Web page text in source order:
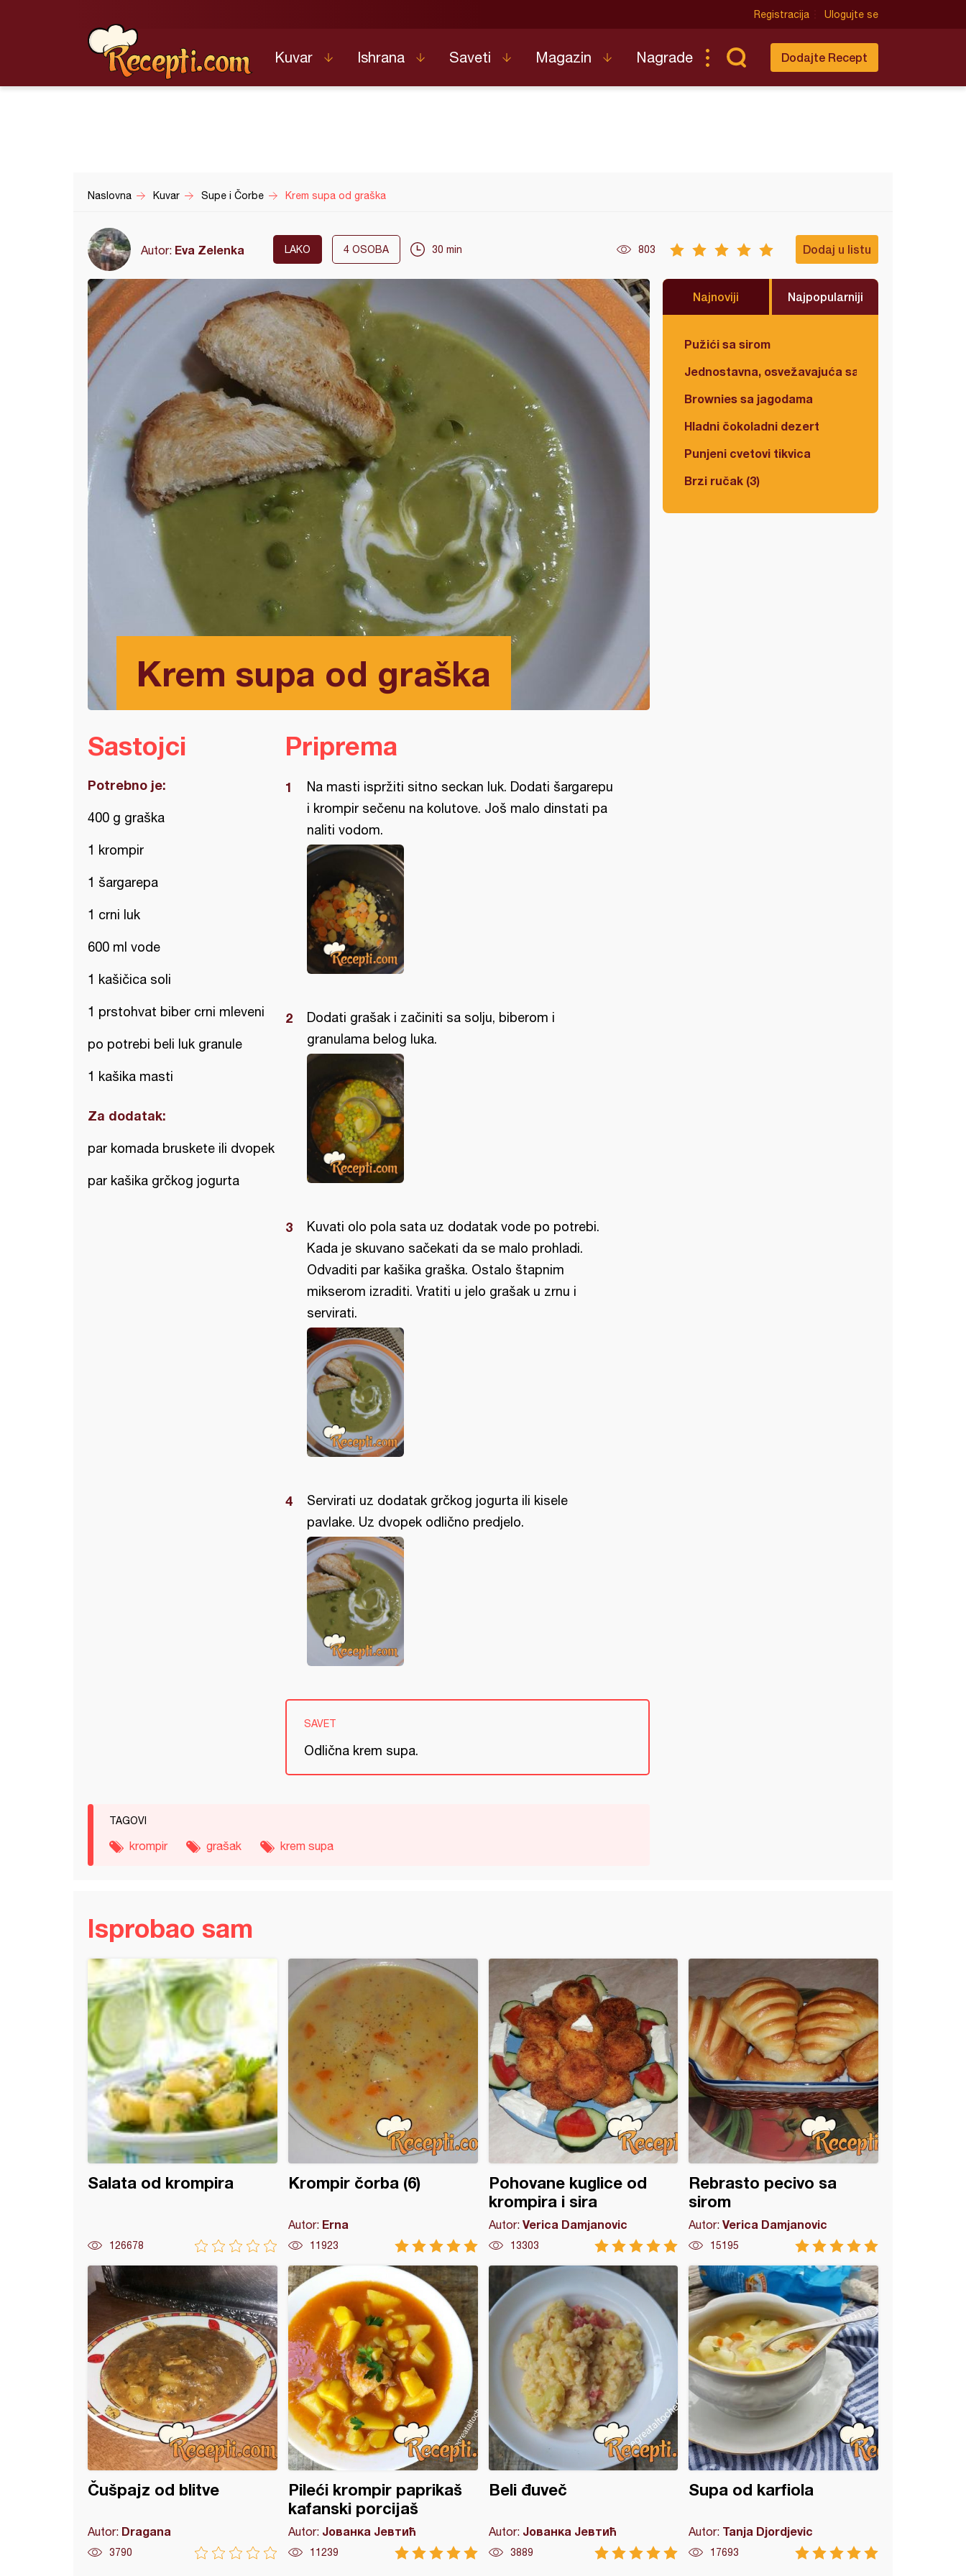
Registracija Ulogujte se
Kuvar Ishrana Saveti Magazin Nagrade Dodajte Recept
Naslovna Kuvar Supe i Čorbe Krem supa od graška
Autor: Eva Zelenka LAKO 4 OSOBA 30 min 803 Dodaj u listu
Krem supa od graška
Najnoviji Najpopularniji
Pužići sa sirom
Jednostavna, osvežavajuća salata
Brownies sa jagodama
Hladni čokoladni dezert
Punjeni cvetovi tikvica
Brzi ručak (3)
Sastojci
Potrebno je:
400 g graška
1 krompir
1 šargarepa
1 crni luk
600 ml vode
1 kašičica soli
1 prstohvat biber crni mleveni
po potrebi beli luk granule
1 kašika masti
Za dodatak:
par komada bruskete ili dvopek
par kašika grčkog jogurta
Priprema
Na masti ispržiti sitno seckan luk. Dodati šargarepu
i krompir sečenu na kolutove. Još malo dinstati pa
naliti vodom.
Dodati grašak i začiniti sa solju, biberom i
granulama belog luka.
Kuvati olo pola sata uz dodatak vode po potrebi.
Kada je skuvano sačekati da se malo prohladi.
Odvaditi par kašika graška. Ostalo štapnim
mikserom izraditi. Vratiti u jelo grašak u zrnu i
servirati.
Servirati uz dodatak grčkog jogurta ili kisele
pavlake. Uz dvopek odlično predjelo.
SAVET
Odlična krem supa.
TAGOVI
krompir grašak krem supa
Isprobao sam
Salata od krompira
126678
Krompir čorba (6)
Autor: Erna
11923
Pohovane kuglice od
krompira i sira
Autor: Verica Damjanovic
13303
Rebrasto pecivo sa
sirom
Autor:Verica Damjanovic
15195
pecivo sa sirom
Čušpajz od blitve
Autor: Dragana
3790
Pileći krompir paprikaš
kafanski porcijaš
Autor: Јованка Јевтић
11239
Beli đuveč
Autor: Јованка Јевтић
3889
Supa od karfiola
Autor: Tanja Djordjevic
17693